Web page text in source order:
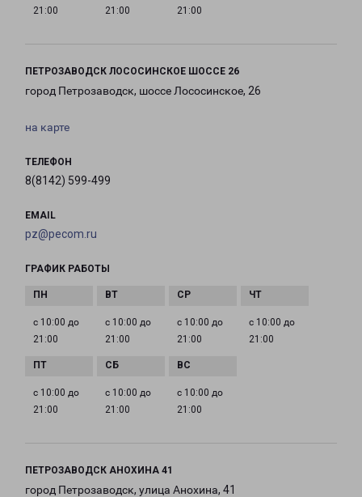
21:00
21:00
21:00
ПЕТРОЗАВОДСК ЛОСОСИНСКОЕ ШОССЕ 26
город Петрозаводск, шоссе Лососинское, 26
на карте
ТЕЛЕФОН
8(8142) 599-499
EMAIL
pz@pecom.ru
ГРАФИК РАБОТЫ
с 10:00 до
21:00
с 10:00 до
21:00
с 10:00 до
21:00
с 10:00 до
21:00
с 10:00 до
21:00
с 10:00 до
21:00
с 10:00 до
21:00
ПЕТРОЗАВОДСК АНОХИНА 41
город Петрозаводск, улица Анохина, 41